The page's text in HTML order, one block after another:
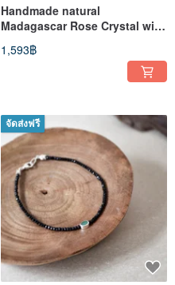
Handmade natural
Madagascar Rose Crystal with
Spinel bracelet
1,593฿
จัดส่งฟรี